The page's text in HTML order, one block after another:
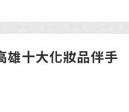
十大化妝品伴手